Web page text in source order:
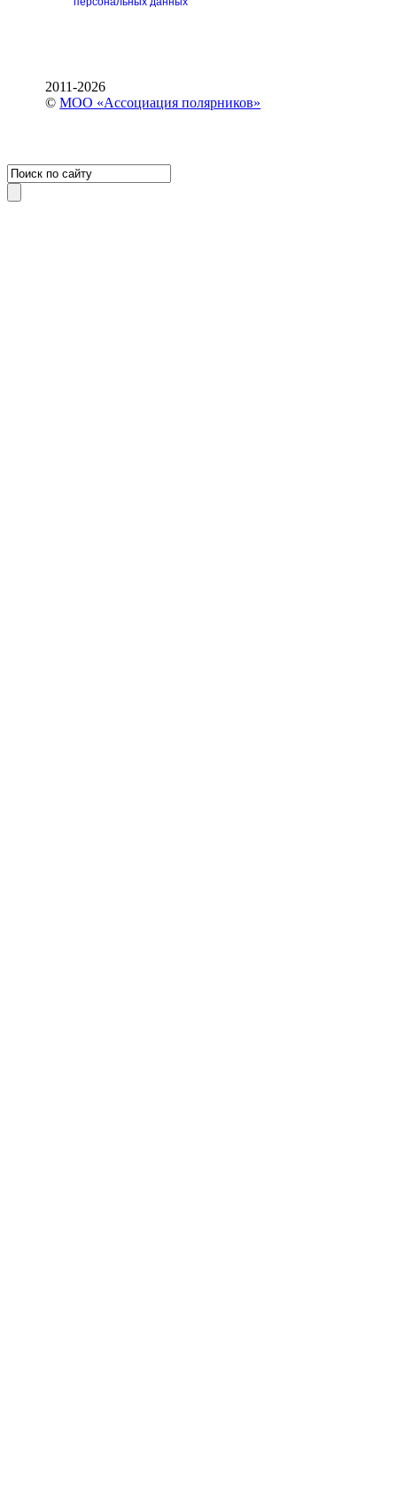
2011-2026
©МОО «Ассоциация полярников»